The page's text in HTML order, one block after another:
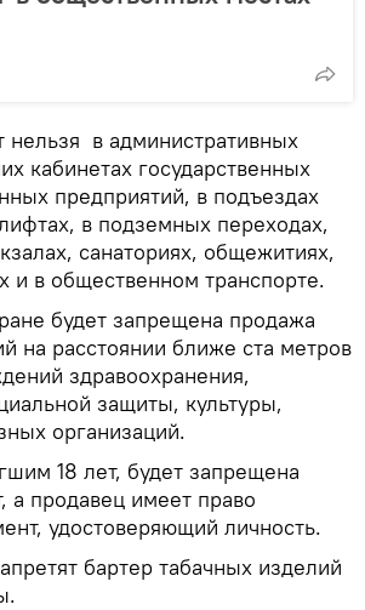
нельзя в административных
кабинетах государственных
предприятий, в подъездах
в подземных переходах,
санаториях, общежитиях,
и в общественном транспорте.
будет запрещена продажа
на расстоянии ближе ста метров
здравоохранения,
защиты, культуры,
организаций.
18 лет, будет запрещена
а продавец имеет право
удостоверяющий личность.
бартер табачных изделий